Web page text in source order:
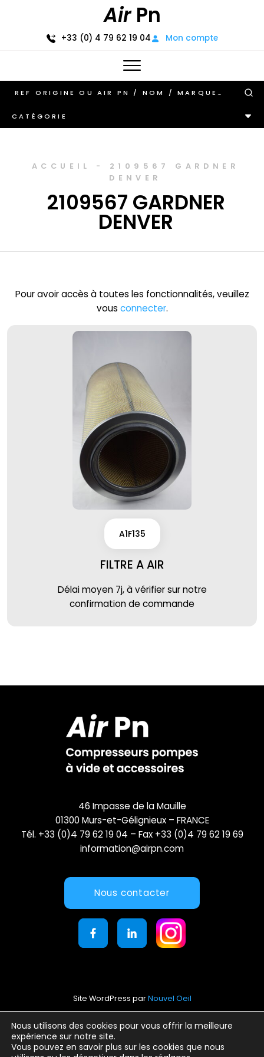
AirPn
+33 (0) 4 79 62 19 04 Mon compte
CATÉGORIE
ACCUEIL - 2109567 GARDNER
DENVER
2109567 GARDNER
DENVER
Pour avoir accès à toutes les fonctionnalités, veuillez
vous connecter.
A1F135
FILTRE A AIR
Délai moyen 7j, à vérifier sur notre
confirmation de commande
Nous utilisons des cookies pour vous offrir la meilleure
expérience sur notre site.
Vous pouvez en savoir plus sur les cookies que nous
46 Impasse de la Mauille
01300 Murs-et-Gélignieux – FRANCE
Tél. +33 (0)4 79 62 19 04 – Fax +33 (0)4 79 62 19 69
information@airpn.com
Nous contacter
Site WordPress parNouvel Oeil
Mentions légales
Conditions générales d’utilisation
Politique de confidentialité